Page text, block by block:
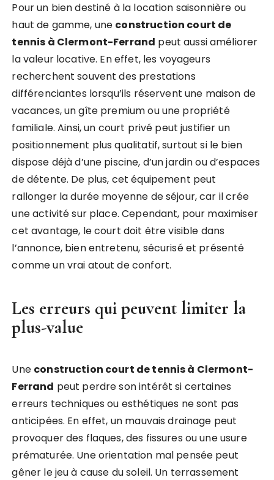
Pour un bien destiné à la location saisonnière ou
haut de gamme, une construction court de
tennis à Clermont-Ferrand peut aussi améliorer
la valeur locative. En effet, les voyageurs
recherchent souvent des prestations
différenciantes lorsqu’ils réservent une maison de
vacances, un gîte premium ou une propriété
familiale. Ainsi, un court privé peut justifier un
positionnement plus qualitatif, surtout si le bien
dispose déjà d’une piscine, d’un jardin ou d’espaces
de détente. De plus, cet équipement peut
rallonger la durée moyenne de séjour, car il crée
une activité sur place. Cependant, pour maximiser
cet avantage, le court doit être visible dans
l’annonce, bien entretenu, sécurisé et présenté
comme un vrai atout de confort.
Les erreurs qui peuvent limiter la
plus-value
Une construction court de tennis à Clermont-
Ferrand peut perdre son intérêt si certaines
erreurs techniques ou esthétiques ne sont pas
anticipées. En effet, un mauvais drainage peut
provoquer des flaques, des fissures ou une usure
prématurée. Une orientation mal pensée peut
gêner le jeu à cause du soleil. Un terrassement